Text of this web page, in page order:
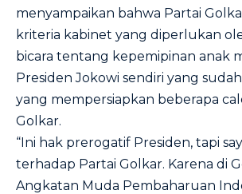
menyampaikan bahwa Partai
kriteria kabinet yang diperlukan
bicara tentang kepemipinan anak
Presiden Jokowi sendiri yang
yang mempersiapkan beberapa
Golkar.
“Ini hak prerogatif Presiden, tapi
terhadap Partai Golkar. Karena di
Angkatan Muda Pembaharuan